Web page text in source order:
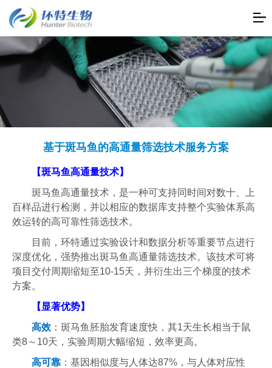
基于斑马鱼的高通量筛选技术服务方案
【斑马鱼高通量技术】
斑马鱼高通量技术，是一种可支持同时间对数十、上
百样品进行检测，并以相应的数据库支持整个实验体系高
效运转的高可靠性筛选技术。
目前，环特通过实验设计和数据分析等重要节点进行
深度优化，强势推出斑马鱼高通量筛选技术。该技术可将
项目交付周期缩短至10-15天，并衍生出三个梯度的技术
方案。
【显著优势】
高效 ：斑马鱼胚胎发育速度快，其1天生长相当于鼠
类8～10天，实验周期大幅缩短，效率更高。
高可靠 ：基因相似度与人体达87%，与人体对应性